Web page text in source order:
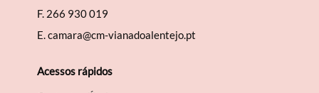
F. 266 930 019
E.camara@cm-vianadoalentejo.pt
Acessos rápidos